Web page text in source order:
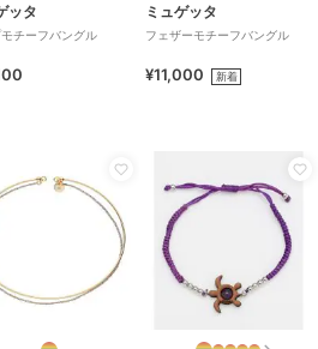
ッタ
チーフバングル
ミュゲッタ
フェザーモチーフバングル
¥11,000 新着